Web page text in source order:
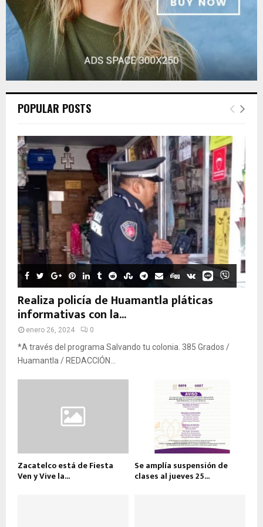
POPULAR POSTS
Realiza policía de Huamantla pláticas
informativas con la...
enero 26, 2024 0
*A través del programa Salvando tu colonia. 385 Grados /
Huamantla / REDACCIÓN...
Zacatelco está de Fiesta
Ven y Vive la...
Se amplía suspensión de
clases al jueves 25...